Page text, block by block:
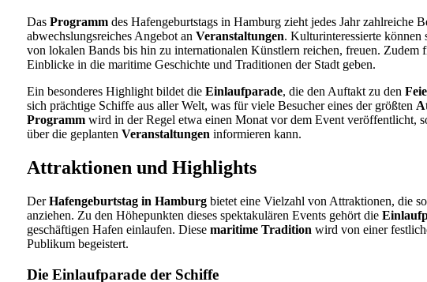
Das Programm des Hafengeburtstags in Hamburg zieht jedes Jahr zahlreiche
abwechslungsreiches Angebot an Veranstaltungen. Kulturinteressierte können
von lokalen Bands bis hin zu internationalen Künstlern reichen, freuen. Zudem
Einblicke in die maritime Geschichte und Traditionen der Stadt geben.
Ein besonderes Highlight bildet die Einlaufparade, die den Auftakt zu den
sich prächtige Schiffe aus aller Welt, was für viele Besucher eines der größten
Programm wird in der Regel etwa einen Monat vor dem Event veröffentlicht,
über die geplanten Veranstaltungen informieren kann.
Attraktionen und Highlights
DerHafengeburtstag in Hamburg bietet eine Vielzahl von Attraktionen, die
anziehen. Zu den Höhepunkten dieses spektakulären Events gehört die
geschäftigen Hafen einlaufen. Diese maritime Tradition wird von einer
Publikum begeistert.
Die Einlaufparade der Schiffe